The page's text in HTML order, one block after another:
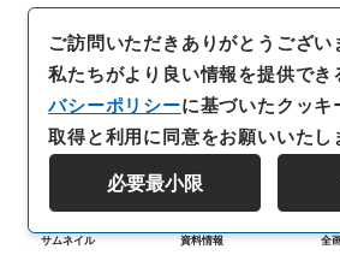
サムネイル 資料情報 全
ご訪問いただきありがとうござい
私たちがより良い情報を提供でき
バシーポリシーに基づいたクッ
取得と利用に同意をお願いいたし
必要最小限